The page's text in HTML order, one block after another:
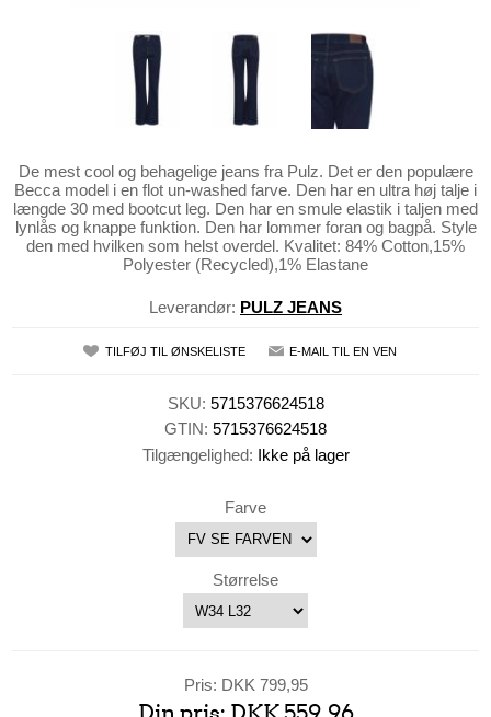
De mest cool og behagelige jeans fra Pulz. Det er den populære
Becca model i en flot un-washed farve. Den har en ultra høj talje i
længde 30 med bootcut leg. Den har en smule elastik i taljen med
lynlås og knappe funktion. Den har lommer foran og bagpå. Style
den med hvilken som helst overdel. Kvalitet: 84% Cotton,15%
Polyester (Recycled),1% Elastane
Leverandør: PULZ JEANS
TILFØJ TIL ØNSKELISTE E-MAIL TIL EN VEN
SKU: 5715376624518
GTIN: 5715376624518
Tilgængelighed: Ikke på lager
Farve
Størrelse
Pris: DKK 799,95